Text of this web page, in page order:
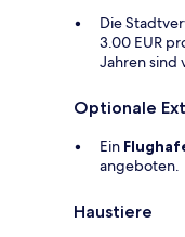
Die
3.00 EUR
Jahren sind
Optionale
Ein
angeboten.
Haustiere